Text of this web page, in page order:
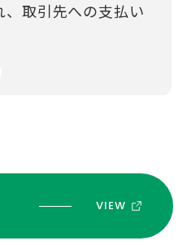
取引先への支払い